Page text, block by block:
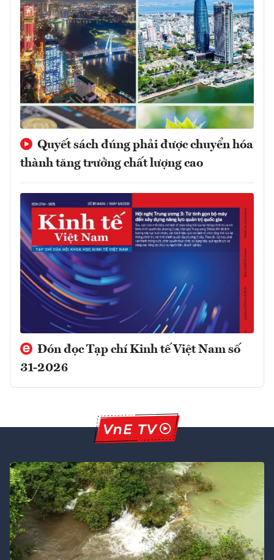
Quyết sách đúng phải được chuyển hóa
thành tăng trưởng chất lượng cao
Đón đọc Tạp chí Kinh tế Việt Nam số
31-2026